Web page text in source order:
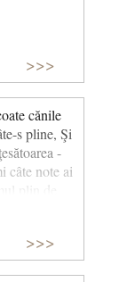
>>>
cănile
s pline, Şi
-
câte note ai
plin de
- Albina
Bolta
zarea
cui sunt
>>>